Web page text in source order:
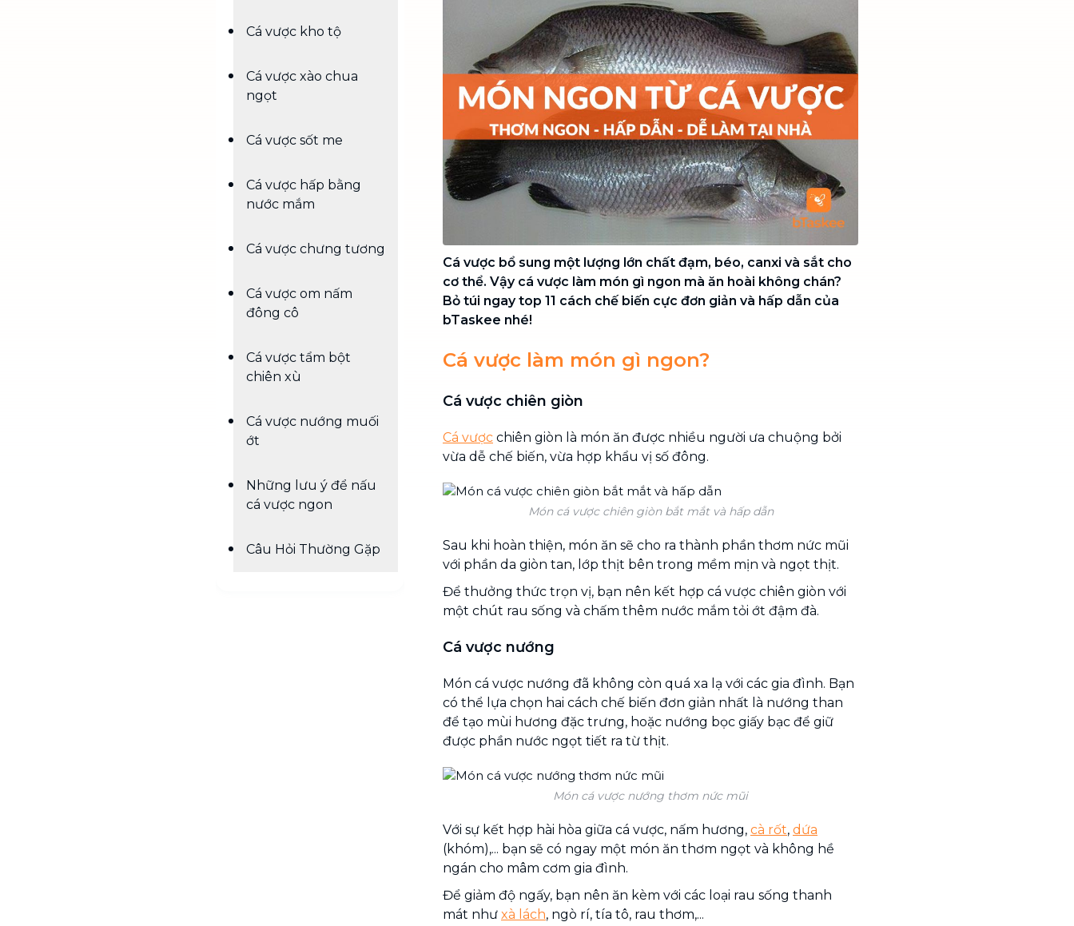
Chuyển nhà trọn gói, không lo dọn
dẹp nơi đi nơi đến
Vệ sinh công nghiệp NEW
Vệ sinh chuyên nghiệp cho văn
phòng, nhà xưởng, công trình lớn
Cá vược kho tộ
Cá vược xào chua
ngọt
Cá vược sốt me
Cá vược hấp bằng
nước mắm
Cá vược chưng tương
Cá vược om nấm
đông cô
Cá vược tẩm bột
chiên xù
Cá vược nướng muối
ớt
Những lưu ý để nấu
cá vược ngon
Câu Hỏi Thường Gặp
Cá vược bổ sung một lượng lớn chất đạm, béo, canxi và sắt cho
cơ thể. Vậy cá vược làm món gì ngon mà ăn hoài không chán?
Bỏ túi ngay top 11 cách chế biến cực đơn giản và hấp dẫn của
bTaskee nhé!
Cá vược làm món gì ngon?
Cá vược chiên giòn
Cá vược chiên giòn là món ăn được nhiều người ưa chuộng bởi
vừa dễ chế biến, vừa hợp khẩu vị số đông.
Món cá vược chiên giòn bắt mắt và hấp dẫn
Sau khi hoàn thiện, món ăn sẽ cho ra thành phần thơm nức mũi
với phần da giòn tan, lớp thịt bên trong mềm mịn và ngọt thịt.
Để thưởng thức trọn vị, bạn nên kết hợp cá vược chiên giòn với
một chút rau sống và chấm thêm nước mắm tỏi ớt đậm đà.
Cá vược nướng
Món cá vược nướng đã không còn quá xa lạ với các gia đình. Bạn
có thể lựa chọn hai cách chế biến đơn giản nhất là nướng than
để tạo mùi hương đặc trưng, hoặc nướng bọc giấy bạc để giữ
được phần nước ngọt tiết ra từ thịt.
Món cá vược nướng thơm nức mũi
Với sự kết hợp hài hòa giữa cá vược, nấm hương, cà rốt, dứa
(khóm),... bạn sẽ có ngay một món ăn thơm ngọt và không hề
ngán cho mâm cơm gia đình.
Để giảm độ ngấy, bạn nên ăn kèm với các loại rau sống thanh
mát như xà lách, ngò rí, tía tô, rau thơm,...